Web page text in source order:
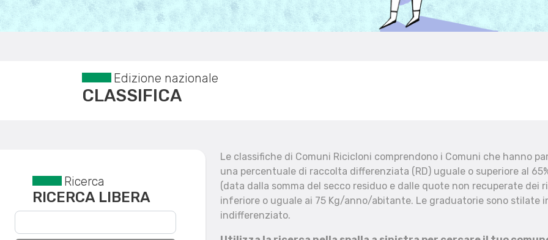
Edizione nazionale
CLASSIFICA
Reset filtri
Ricerca
RICERCA LIBERA
Le classifiche di Comuni Ricicloni comprendono i Comuni che hanno
una percentuale di raccolta differenziata (RD) uguale o superiore al
(data dalla somma del secco residuo e dalle quote non recuperate
inferiore o uguale ai 75 Kg/anno/abitante. Le graduatorie sono stilate
indifferenziato.